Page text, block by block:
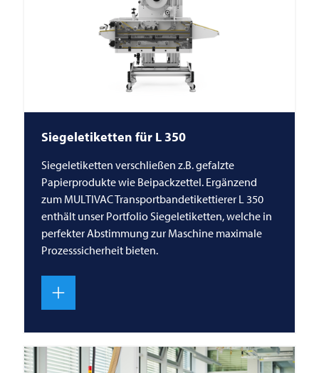
Siegeletiketten für L 350
Siegeletiketten verschließen z.B. gefalzte
Papierprodukte wie Beipackzettel. Ergänzend
zum MULTIVAC Transportbandetikettierer L 350
enthält unser Portfolio Siegeletiketten, welche in
perfekter Abstimmung zur Maschine maximale
Prozesssicherheit bieten.